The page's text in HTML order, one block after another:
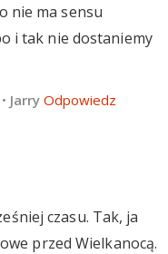
nie ma sensu
i tak nie dostaniemy
• Jarry Odpowiedz
czasu. Tak, ja
przed Wielkanocą.